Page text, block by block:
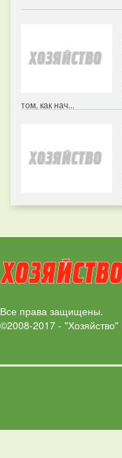
том, как нач...
Все права защищены.
©2008-2017 - "Хозяйство"